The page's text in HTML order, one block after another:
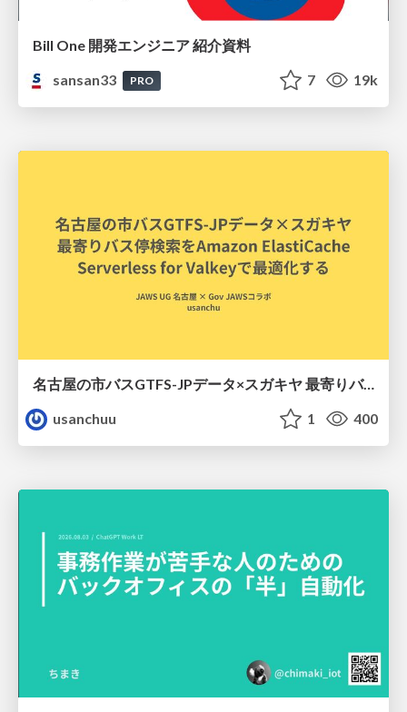
Bill One 開発エンジニア 紹介資料
sansan33
PRO 7 19k
名古屋の市バスGTFS-JPデータ×スガキヤ 最寄りバス停検索をAmazon ElastiCache Serverless for Valkeyで最適化する
usanchuu
1 400